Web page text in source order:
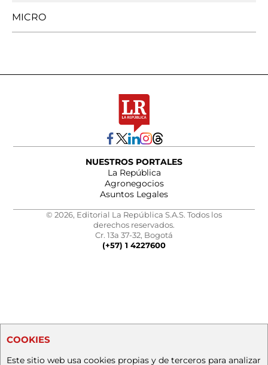
MICRO
NUESTROS PORTALES
La República
Agronegocios
Asuntos Legales
© 2026, Editorial La República S.A.S. Todos los
derechos reservados.
Cr. 13a 37-32, Bogotá
(+57) 1 4227600
COOKIES
Este sitio web usa cookies propias y de terceros para analizar